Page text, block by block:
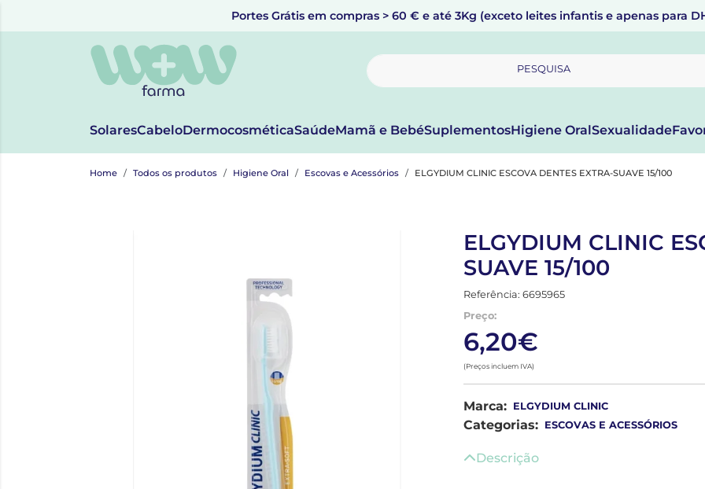
Portes Grátis em compras > 60 € e até 3Kg (exceto leites infantis e apenas para
PESQUISA
SolaresCabeloDermocosméticaSaúdeMamã e BebéSuplementosHigiene OralSexualidade
Home Todos os produtos Higiene Oral Escovas e Acessórios ELGYDIUM CLINIC ESCOVA DENTES EXTRA-SUAVE 15/100
ELGYDIUM CLINIC
SUAVE 15/100
Referência: 6695965
Preço:
6,20€
(Preços incluem IVA)
Marca: ELGYDIUM CLINIC
Categorias: ESCOVAS E ACESSÓRIOS
Descrição